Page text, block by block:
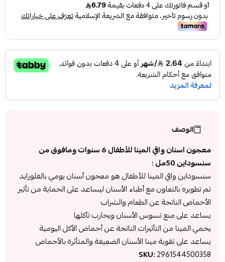
الوصف
معجون اسنان واقي المينا للأطفال 6 سنوات ومافوق من
سنسوداين 50مل :
سنسوداين واقي المينا للأطفال هو معجون أسنان يومي بالفلورايد
تم تطويره بالتعاون مع أطباء الأسنان ليساعد على الحماية من تأثير
الأحماض الناتجة عن الطعام والشراب
يساعد على منع تسوس الأسنان ويحارب تآكلها
يحمي المينا من التأثيرات الناتجة عن أحماض الأكل اليومية
يساعد على تقوية مينا الأسنان الضعيفة والمتأثرة بالأحماض
SKU:2961544500358